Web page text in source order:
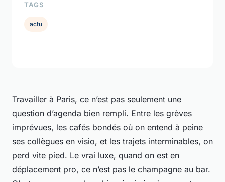
Travailler à Paris, ce n’est pas seulement une
question d’agenda bien rempli. Entre les grèves
imprévues, les cafés bondés où on entend à peine
ses collègues en visio, et les trajets interminables, on
perd vite pied. Le vrai luxe, quand on est en
déplacement pro, ce n’est pas le champagne au bar.
TAGS
actu